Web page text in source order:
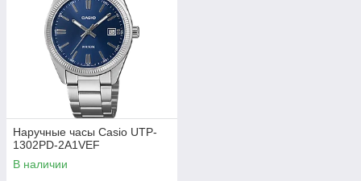
Наручные часы Casio UTP-
1302PD-2A1VEF
В наличии